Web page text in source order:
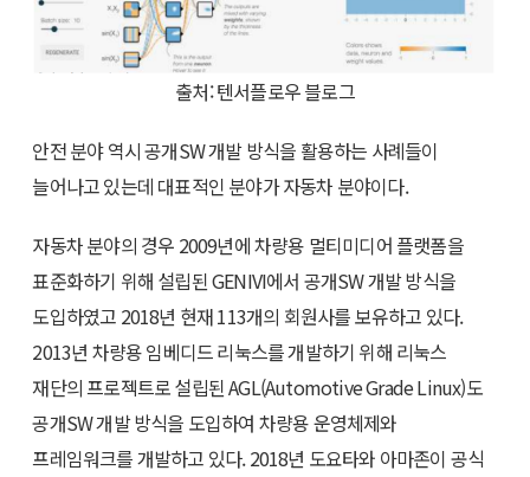
출처: 텐서플로우 블로그
안전 분야 역시 공개SW 개발 방식을 활용하는 사례들이
늘어나고 있는데 대표적인 분야가 자동차 분야이다.
자동차 분야의 경우 2009년에 차량용 멀티미디어 플랫폼을
표준화하기 위해 설립된 GENIVI에서 공개SW 개발 방식을
도입하였고 2018년 현재 113개의 회원사를 보유하고 있다.
2013년 차량용 임베디드 리눅스를 개발하기 위해 리눅스
재단의 프로젝트로 설립된 AGL(Automotive Grade Linux)도
공개SW 개발 방식을 도입하여 차량용 운영체제와
프레임워크를 개발하고 있다. 2018년 도요타와 아마존이 공식